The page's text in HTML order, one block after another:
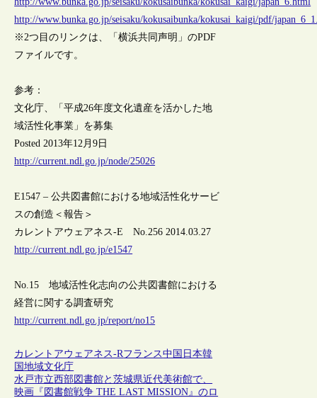
http://www.bunka.go.jp/seisaku/kokusaibunka/kokusai_kaigi/pdf/
※2つ目のリンクは、「横浜共同声明」のPDF
ファイルです。
参考：
文化庁、「平成26年度文化遺産を活かした地
域活性化事業」を募集
Posted 2013年12月9日
http://current.ndl.go.jp/node/25026
E1547 – 公共図書館における地域活性化サービ
スの創造＜報告＞
カレントアウェアネス-E No.256 2014.03.27
http://current.ndl.go.jp/e1547
No.15 地域活性化志向の公共図書館における
経営に関する調査研究
http://current.ndl.go.jp/report/no15
カレントアウェアネス-Rフランス中国 日本韓
国地域文化庁
水戸市立西部図書館と茨城県近代美術館で、
映画『図書館戦争 THE LAST MISSION』のロ